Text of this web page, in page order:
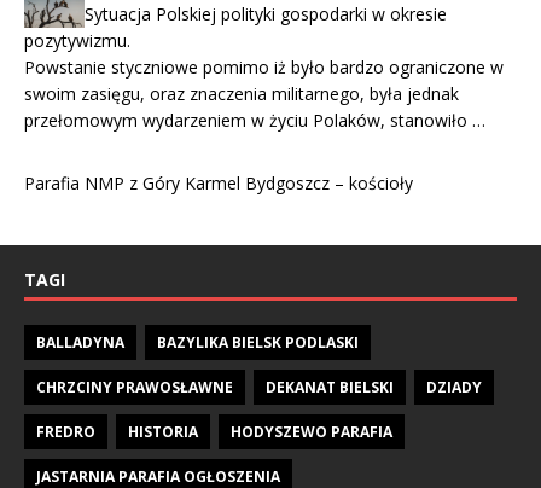
Sytuacja Polskiej polityki gospodarki w okresie
pozytywizmu.
Powstanie styczniowe pomimo iż było bardzo ograniczone w
swoim zasięgu, oraz znaczenia militarnego, była jednak
przełomowym wydarzeniem w życiu Polaków, stanowiło …
Parafia NMP z Góry Karmel Bydgoszcz – kościoły
TAGI
BALLADYNA BAZYLIKA BIELSK PODLASKI
CHRZCINY PRAWOSŁAWNE DEKANAT BIELSKI DZIADY
FREDRO HISTORIA HODYSZEWO PARAFIA
JASTARNIA PARAFIA OGŁOSZENIA